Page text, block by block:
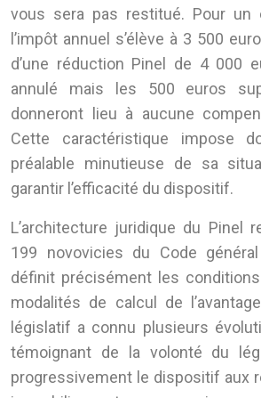
vous sera pas restitué. Pour un
l’impôt annuel s’élève à 3 500
d’une réduction Pinel de 4 000
annulé mais les 500 euros
donneront lieu à aucune
Cette caractéristique impose
préalable minutieuse de sa
garantir l’efficacité du dispositif.
L’architecture juridique du Pinel
199 novovicies du Code
définit précisément les
modalités de calcul de
législatif a connu plusieurs
témoignant de la volonté du
progressivement le dispositif aux